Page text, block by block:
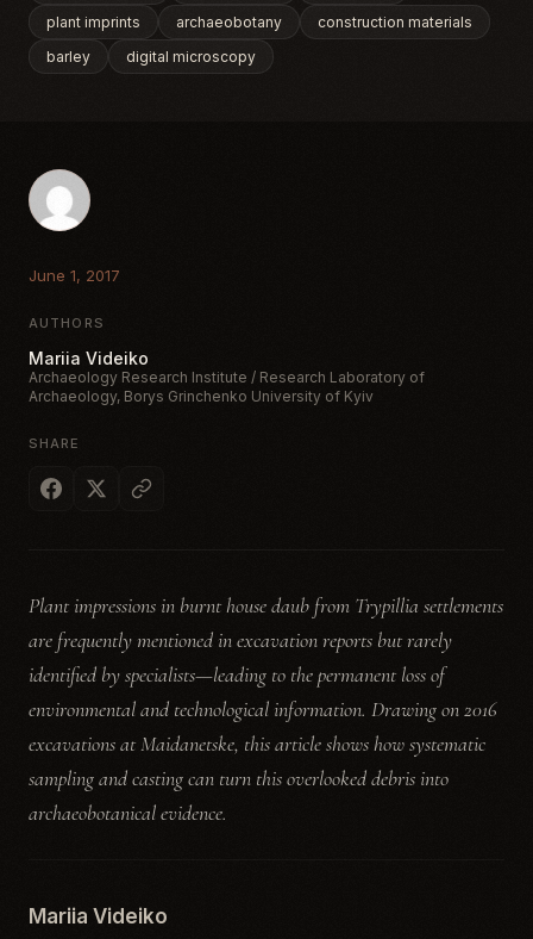
plant imprints
archaeobotany
construction materials
barley
digital microscopy
June 1, 2017
AUTHORS
Mariia Videiko
Archaeology Research Institute / Research Laboratory of
Archaeology, Borys Grinchenko University of Kyiv
SHARE
Plant impressions in burnt house daub from Trypillia settlements
are frequently mentioned in excavation reports but rarely
identified by specialists—leading to the permanent loss of
environmental and technological information. Drawing on 2016
excavations at Maidanetske, this article shows how systematic
sampling and casting can turn this overlooked debris into
archaeobotanical evidence.
Mariia Videiko